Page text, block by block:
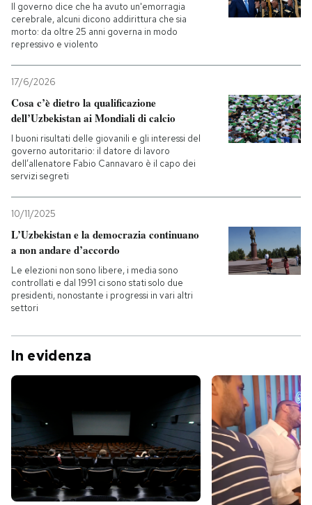
CALENDARIO
AREA PERSONALE
Entra
Il governo dice che ha avuto un'emorragia
cerebrale, alcuni dicono addirittura che sia
morto: da oltre 25 anni governa in modo
repressivo e violento
17/6/2026
Cosa c’è dietro la qualificazione
dell’Uzbekistan ai Mondiali di calcio
I buoni risultati delle giovanili e gli interessi del
governo autoritario: il datore di lavoro
dell’allenatore Fabio Cannavaro è il capo dei
servizi segreti
10/11/2025
L’Uzbekistan e la democrazia continuano
a non andare d’accordo
Le elezioni non sono libere, i media sono
controllati e dal 1991 ci sono stati solo due
presidenti, nonostante i progressi in vari altri
settori
In evidenza